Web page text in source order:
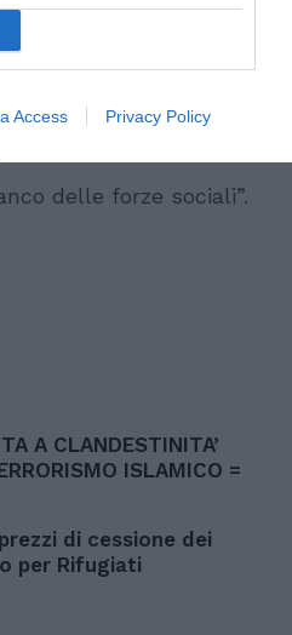
Access Privacy Policy
legge forte solo verso i
il 17 ottobre, per
delle forze sociali”.
A CLANDESTINITA’
ISLAMICO =
di cessione dei
per Rifugiati